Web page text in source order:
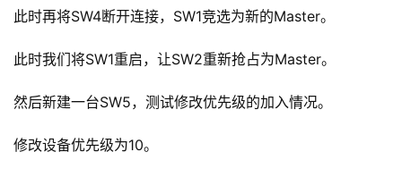
此时再将SW4断开连接，SW1竞选为新的Master。
此时我们将SW1重启，让SW2重新抢占为Master。
然后新建一台SW5，测试修改优先级的加入情况。
修改设备优先级为10。